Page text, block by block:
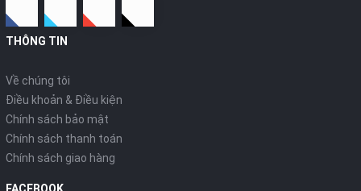
THÔNG TIN
Về chúng tôi
Điều khoản & Điều kiện
Chính sách bảo mật
Chính sách thanh toán
Chính sách giao hàng